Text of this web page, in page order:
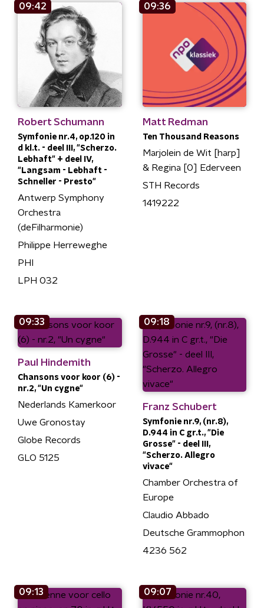
09:42
Robert Schumann
Symfonie nr.4, op.120 in
d kl.t. - deel III, "Scherzo.
Lebhaft" + deel IV,
"Langsam - Lebhaft -
Schneller - Presto"
Antwerp Symphony
Orchestra
(deFilharmonie)
Philippe Herreweghe
PHI
LPH 032
09:36
Matt Redman
Ten Thousand Reasons
Marjolein de Wit [harp]
& Regina [0] Ederveen
STH Records
1419222
09:33
Paul Hindemith
Chansons voor koor (6) -
nr.2, "Un cygne"
Nederlands Kamerkoor
Uwe Gronostay
Globe Records
GLO 5125
09:18
Franz Schubert
Symfonie nr.9, (nr.8),
D.944 in C gr.t., "Die
Grosse" - deel III,
"Scherzo. Allegro
vivace"
Chamber Orchestra of
Europe
Claudio Abbado
Deutsche Grammophon
4236 562
09:13 09:07